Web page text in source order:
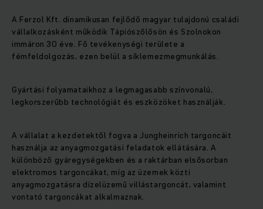
A Ferzol Kft. dinamikusan fejlődő magyar tulajdonú családi
vállalkozásként működik Tápiószőlősön és Szolnokon
immáron 30 éve. Fő tevékenységi területe a
fémfeldolgozás, ezen belül a síklemezmegmunkálás.
Gyártási folyamataikhoz a legmagasabb színvonalú,
legkorszerűbb technológiát és eszközöket használják.
A vállalat a kezdetektől fogva a Jungheinrich targoncáit
használja az anyagmozgatási feladatok ellátására. A
különböző gyáregységekben és a raktárban elsősorban
elektromos targoncákat, míg az üzemek közti
anyagmozgatásra dízelüzemű villástargoncát, valamint
vontató targoncákat alkalmaznak.